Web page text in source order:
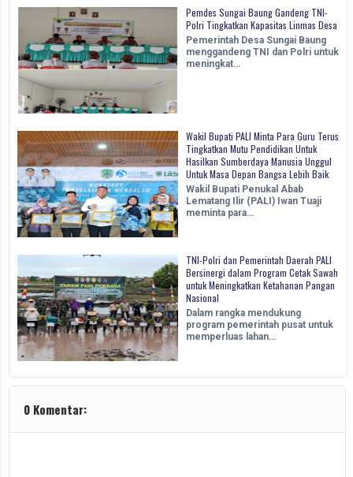
Pemdes Sungai Baung Gandeng TNI-
Polri Tingkatkan Kapasitas Linmas Desa
Pemerintah Desa Sungai Baung
menggandeng TNI dan Polri untuk
meningkat…
Wakil Bupati PALI Minta Para Guru Terus
Tingkatkan Mutu Pendidikan Untuk
Hasilkan Sumberdaya Manusia Unggul
Untuk Masa Depan Bangsa Lebih Baik
Wakil Bupati Penukal Abab
Lematang Ilir (PALI) Iwan Tuaji
meminta para…
TNI-Polri dan Pemerintah Daerah PALI
Bersinergi dalam Program Cetak Sawah
untuk Meningkatkan Ketahanan Pangan
Nasional
Dalam rangka mendukung
program pemerintah pusat untuk
memperluas lahan…
0 Komentar: